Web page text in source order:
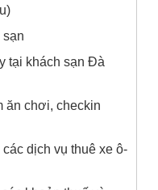
sạn
tại khách sạn Đà
ăn chơi, checkin
dịch vụ thuê xe ô-